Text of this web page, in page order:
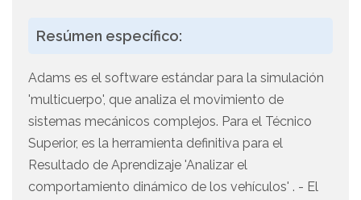
Resúmen específico:
Adams es el software estándar para la simulación
'multicuerpo', que analiza el movimiento de
sistemas mecánicos complejos. Para el Técnico
Superior, es la herramienta definitiva para el
Resultado de Aprendizaje 'Analizar el
comportamiento dinámico de los vehículos' . - El